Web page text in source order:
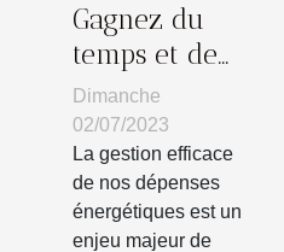
Gagnez du
temps et de
l'argent : les
bénéfices d'un
comparateur
d'énergie
Dimanche
02/07/2023
La gestion efficace
de nos dépenses
énergétiques est un
enjeu majeur de